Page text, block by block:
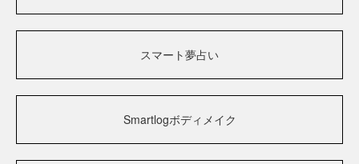
スマート夢占い
Smartlogボディメイク